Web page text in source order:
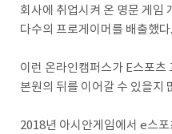
회사에 취업시켜 온 명문 게임
다수의 프로게이머를 배출했다.
이런 온라인캠퍼스가 E스포츠
본원의 뒤를 이어갈 수 있을지
2018년 아시안게임에서 e스